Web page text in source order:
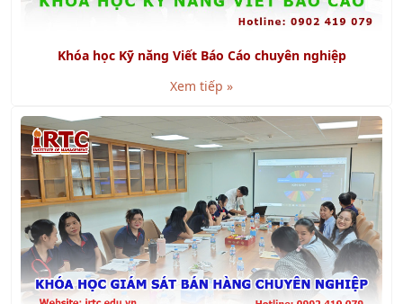
Khóa học Kỹ năng Viết Báo Cáo chuyên nghiệp
Khóa học Giám Sát Bán Hàng Chuyên Nghiệp